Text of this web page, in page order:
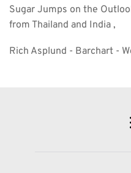
Sugar Jumps on the
from Thailand and India ,
Rich Asplund - Barchart -